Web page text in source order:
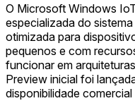
O Microsoft Windows
especializada do
otimizada para
pequenos e com
funcionar em
Preview inicial foi
disponibilidade